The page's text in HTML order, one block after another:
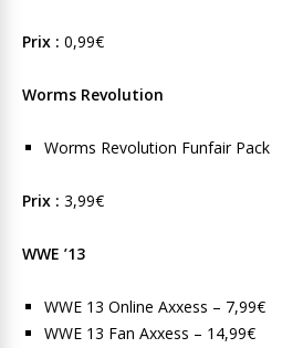
Prix : 0,99€
Worms Revolution
Worms Revolution Funfair Pack
Prix : 3,99€
WWE ’13
WWE 13 Online Axxess – 7,99€
WWE 13 Fan Axxess – 14,99€